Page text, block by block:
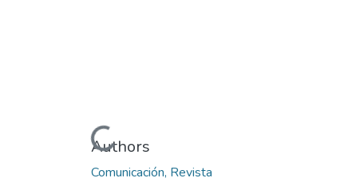
Loading...
Authors
Comunicación, Revista